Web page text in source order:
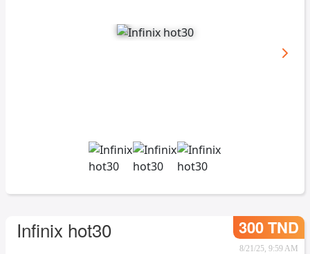
Infinix hot30 300 TND
8/21/25, 9:59 AM